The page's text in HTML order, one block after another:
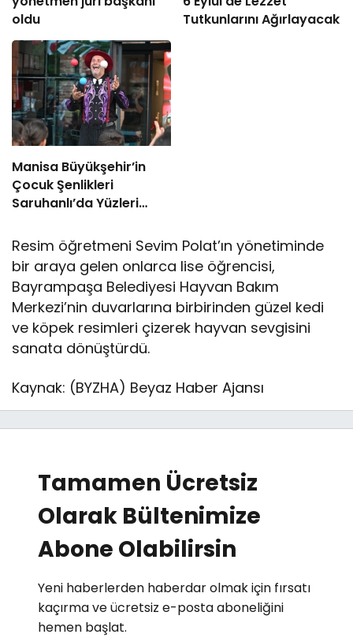
oldu
Tutkunlarını Ağırlayacak
Manisa Büyükşehir’in
Çocuk Şenlikleri
Saruhanlı’da Yüzleri
Resim öğretmeni Sevim Polat’ın yönetiminde
bir araya gelen onlarca lise öğrencisi,
Bayrampaşa Belediyesi Hayvan Bakım
Merkezi’nin duvarlarına birbirinden güzel kedi
ve köpek resimleri çizerek hayvan sevgisini
sanata dönüştürdü.
Kaynak: (BYZHA) Beyaz Haber Ajansı
Tamamen Ücretsiz
Olarak Bültenimize
Abone Olabilirsin
Yeni haberlerden haberdar olmak için fırsatı
kaçırma ve ücretsiz e-posta aboneliğini
hemen başlat.